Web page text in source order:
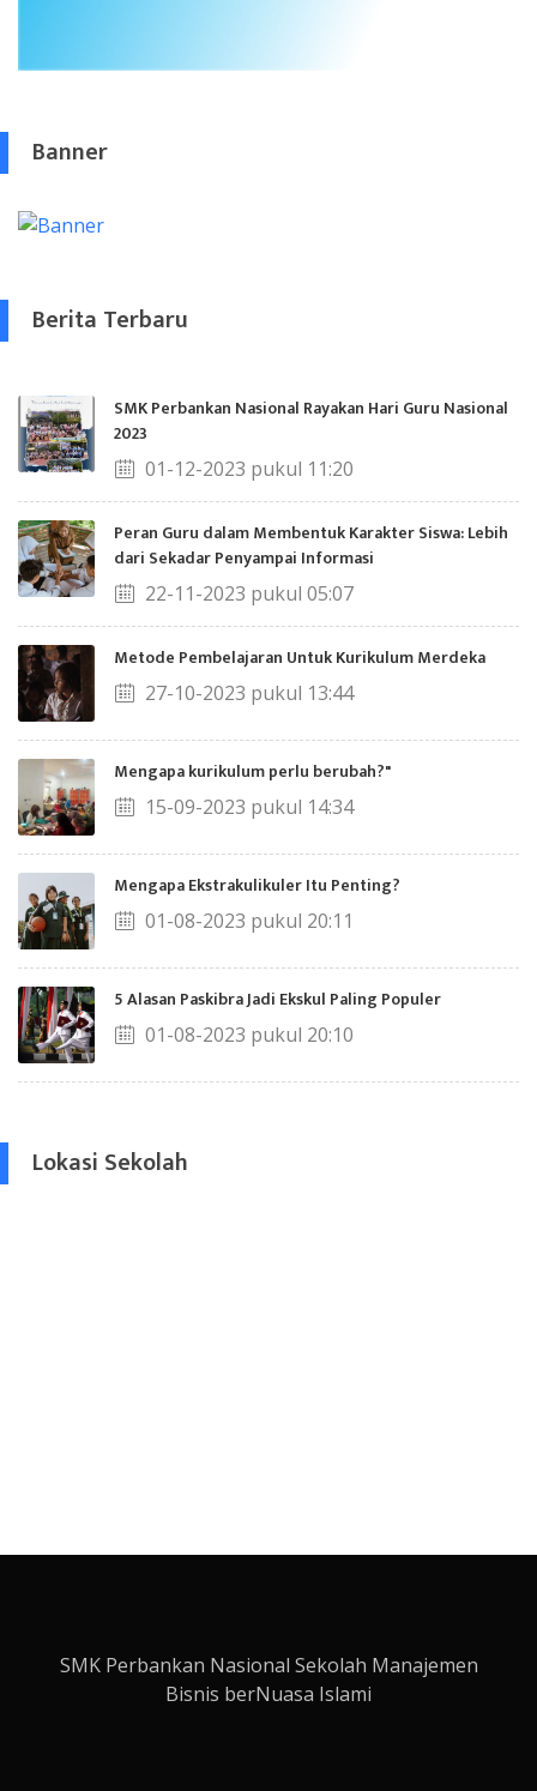
Banner
Berita Terbaru
SMK Perbankan Nasional Rayakan Hari Guru Nasional
2023
01-12-2023 pukul 11:20
Peran Guru dalam Membentuk Karakter Siswa: Lebih
dari Sekadar Penyampai Informasi
22-11-2023 pukul 05:07
Metode Pembelajaran Untuk Kurikulum Merdeka
27-10-2023 pukul 13:44
Mengapa kurikulum perlu berubah?"
15-09-2023 pukul 14:34
Mengapa Ekstrakulikuler Itu Penting?
01-08-2023 pukul 20:11
5 Alasan Paskibra Jadi Ekskul Paling Populer
01-08-2023 pukul 20:10
Lokasi Sekolah
SMK Perbankan Nasional Sekolah Manajemen
Bisnis berNuasa Islami